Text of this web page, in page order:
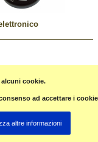
cookie.
ad accettare i
altre informazioni